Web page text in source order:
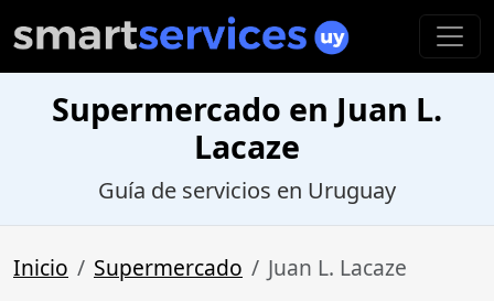
Supermercado en Juan L.
Lacaze
Guía de servicios en Uruguay
Inicio Supermercado Juan L. Lacaze